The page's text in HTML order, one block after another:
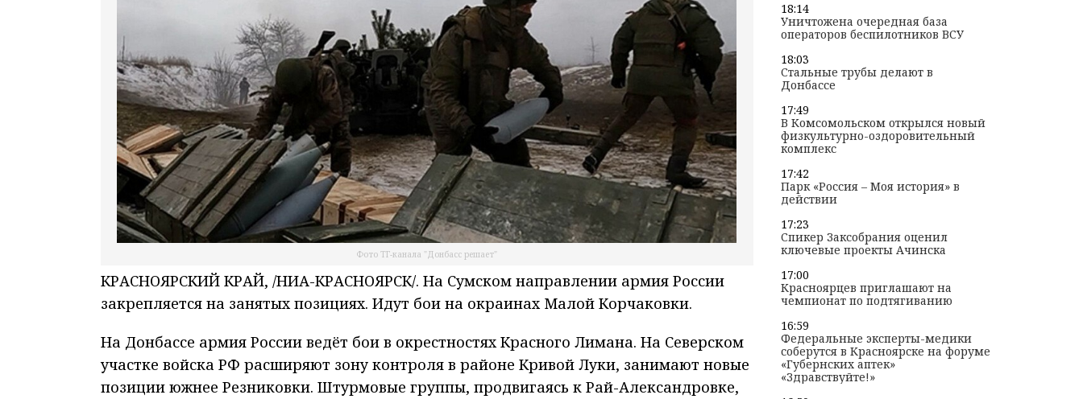
Фото ТГ-канала "Донбасс решает"
КРАСНОЯРСКИЙ КРАЙ, /НИА-КРАСНОЯРСК/. На Сумском направлении армия России
закрепляется на занятых позициях. Идут бои на окраинах Малой Корчаковки.
На Донбассе армия России ведёт бои в окрестностях Красного Лимана. На Северском
участке войска РФ расширяют зону контроля в районе Кривой Луки, занимают новые
позиции южнее Резниковки. Штурмовые группы, продвигаясь к Рай-Александровке,
18:14
Уничтожена очередная база
операторов беспилотников ВСУ
18:03
Стальные трубы делают в
Донбассе
17:49
В Комсомольском открылся новый
физкультурно-оздоровительный
комплекс
17:42
Парк «Россия – Моя история» в
действии
17:23
Спикер Заксобрания оценил
ключевые проекты Ачинска
17:00
Красноярцев приглашают на
чемпионат по подтягиванию
16:59
Федеральные эксперты-медики
соберутся в Красноярске на форуме
«Губернских аптек»
«Здравствуйте!»